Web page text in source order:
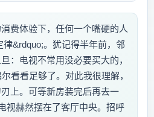
费体验下，任何一个嘴硬的人
&rdquo;。犹记得半年前，邻
：电视不常用没必要买大的，
看看足够了。对此我很理解，
上。可等新房装完后再去一
视赫然摆在了客厅中央。招呼